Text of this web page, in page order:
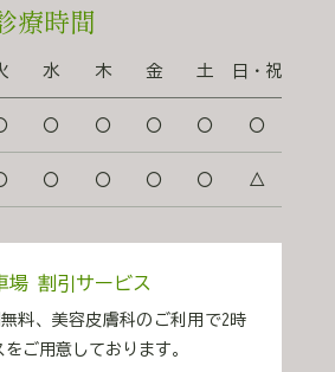
ンの生成を促す細胞の働きを抑え
着やシミ、肝斑の改善に効果的で
すめ ・肝斑が気になる ・シ
酸注意点 静脈性の血栓リスク
処方できない場合がございます。
静脈炎）の既往がある方 ④低容
剤（トロンビン）内服の方 ⑥妊
るため、シミ、くすみ、肝斑の
すでに生成されたメラニンも還元
ーンアップや美白効果もありま
善し、解毒作用があるため、二日
療時間
水 木 金 土 日・祝
〇 〇 〇 〇 〇
〇 〇 〇 〇 △
場 割引サービス
料、美容皮膚科のご利用で2時
ご用意しております。